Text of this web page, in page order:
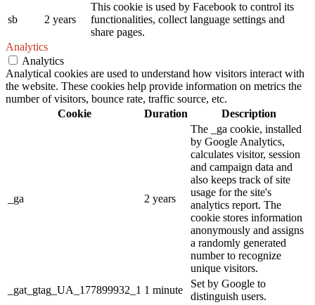
sb 2 years
This cookie is used by Facebook to control its
functionalities, collect language settings and
share pages.
Analytics
Analytics
Analytical cookies are used to understand how visitors interact with
the website. These cookies help provide information on metrics the
number of visitors, bounce rate, traffic source, etc.
Cookie
Duration Description
_ga 2 years
The _ga cookie, installed
by Google Analytics,
calculates visitor, session
and campaign data and
also keeps track of site
usage for the site's
analytics report. The
cookie stores information
anonymously and assigns
a randomly generated
number to recognize
unique visitors.
_gat_gtag_UA_177899932_1 1 minute
Set by Google to
distinguish users.